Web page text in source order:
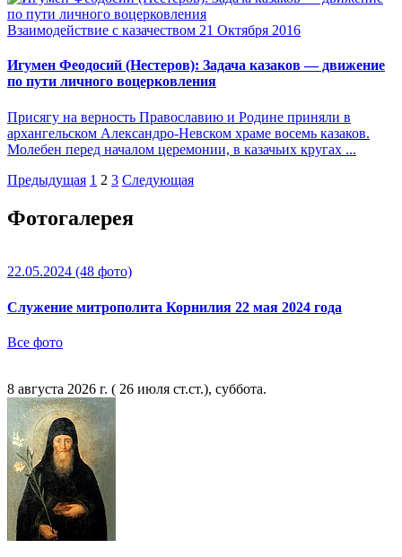
Взаимодействие с казачеством 21 Октября 2016
Игумен Феодосий (Нестеров): Задача казаков — движение
по пути личного воцерковления
Присягу на верность Православию и Родине приняли в
архангельском Александро-Невском храме восемь казаков.
Молебен перед началом церемонии, в казачьих кругах ...
Предыдущая 1 2 3 Следующая
Фотогалерея
22.05.2024 (48 фото)
Служение митрополита Корнилия 22 мая 2024 года
Все фото
8 августа 2026 г. ( 26 июля ст.ст.), суббота.